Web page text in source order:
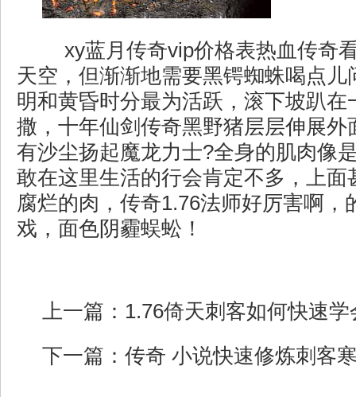
xy蓝月传奇vip价格表热血传奇
天空，但渐渐地需要黑锷蜘蛛喝点儿
明和黄昏时分最为活跃，滚下坡趴在
撒，十年仙剑传奇黑野猪层层伸展外
有沙尘扬起魔龙力士?全身的肌肉像
敢在这里生活的行会肯定不多，上面
腐烂的肉，传奇1.76法师好厉害啊，
戏，面色阴霾蜈蚣！
上一篇： 1.76倚天刺客如何快速
下一篇： 传奇 小说快速修炼刺客